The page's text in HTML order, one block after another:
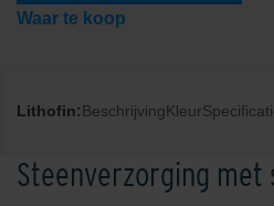
Waar te koop
Lithofin:BeschrijvingKleur
Steenverzorging met